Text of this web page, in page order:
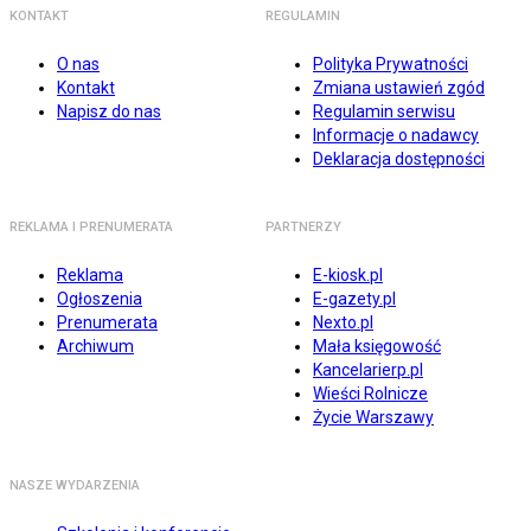
KONTAKT
O nas
Kontakt
Napisz do nas
REGULAMIN
Polityka Prywatności
Zmiana ustawień zgód
Regulamin serwisu
Informacje o nadawcy
Deklaracja dostępności
REKLAMA I PRENUMERATA
Reklama
Ogłoszenia
Prenumerata
Archiwum
PARTNERZY
E-kiosk.pl
E-gazety.pl
Nexto.pl
Mała księgowość
Kancelarierp.pl
Wieści Rolnicze
Życie Warszawy
NASZE WYDARZENIA